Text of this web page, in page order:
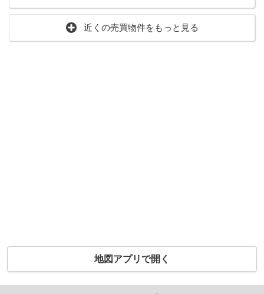
近くの売買物件をもっと見る
地図アプリで開く